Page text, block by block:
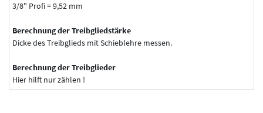
3/8" Profi = 9,52 mm
Berechnung der Treibgliedstärke
Dicke des Treibglieds mit Schieblehre messen.
Berechnung der Treibglieder
Hier hilft nur zählen !